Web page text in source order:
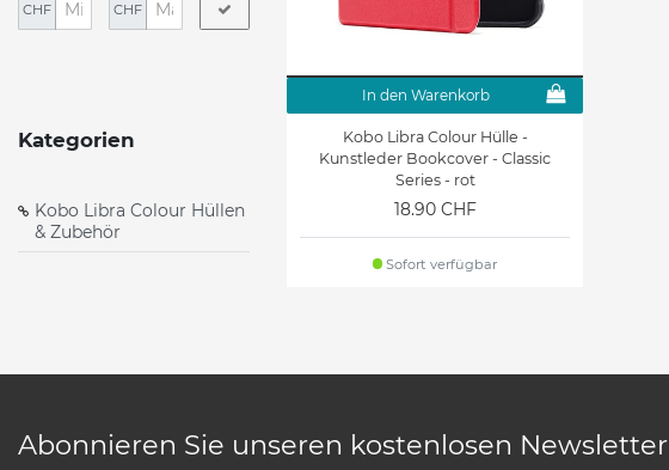
CHF CHF
Kategorien
Kobo Libra Colour Hüllen
& Zubehör
In den Warenkorb
Kobo Libra Colour Hülle -
Kunstleder Bookcover - Classic
Series - rot
18.90 CHF
Sofort verfügbar
Abonnieren Sie unseren kostenlosen Newsletter